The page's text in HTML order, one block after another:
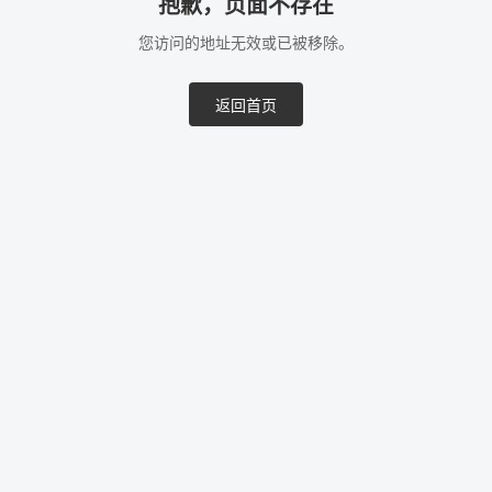
抱歉，页面不存在
您访问的地址无效或已被移除。
返回首页